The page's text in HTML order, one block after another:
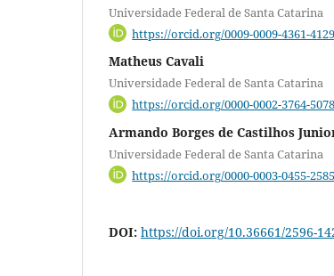
Universidade Federal de Santa Catarina
https://orcid.org/0009-0009-4361-4129
Matheus Cavali
Universidade Federal de Santa Catarina
https://orcid.org/0000-0002-3764-5078
Armando Borges de Castilhos
Universidade Federal de Santa Catarina
https://orcid.org/0000-0003-0455-2585
DOI: https://doi.org/10.36661/2596-